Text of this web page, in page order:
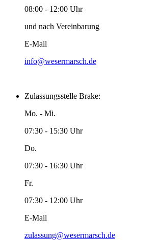
08:00 - 12:00 Uhr
und nach Vereinbarung
E-Mail
info@wesermarsch.de
Zulassungsstelle Brake:
Mo. - Mi.
07:30 - 15:30 Uhr
Do.
07:30 - 16:30 Uhr
Fr.
07:30 - 12:00 Uhr
E-Mail
zulassung@wesermarsch.de